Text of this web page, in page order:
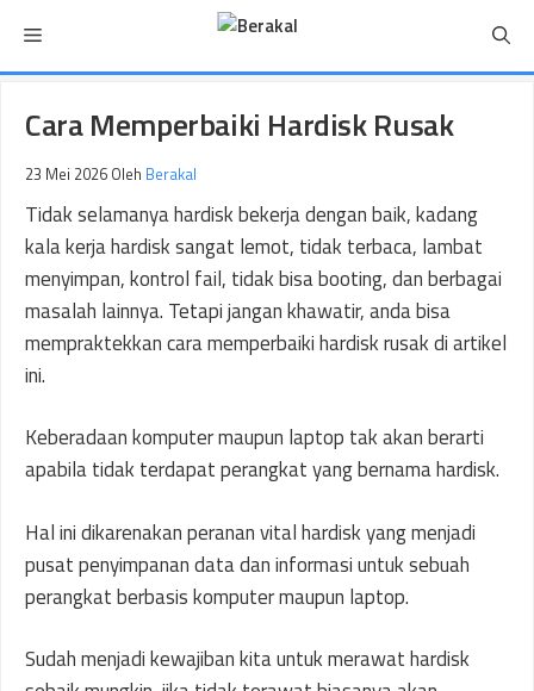
isi
Menu
Cara Memperbaiki Hardisk Rusak
23 Mei 2026 Oleh Berakal
Tidak selamanya hardisk bekerja dengan baik, kadang
kala kerja hardisk sangat lemot, tidak terbaca, lambat
menyimpan, kontrol fail, tidak bisa booting, dan berbagai
masalah lainnya. Tetapi jangan khawatir, anda bisa
mempraktekkan cara memperbaiki hardisk rusak di artikel
ini.
Keberadaan komputer maupun laptop tak akan berarti
apabila tidak terdapat perangkat yang bernama hardisk.
Hal ini dikarenakan peranan vital hardisk yang menjadi
pusat penyimpanan data dan informasi untuk sebuah
perangkat berbasis komputer maupun laptop.
Sudah menjadi kewajiban kita untuk merawat hardisk